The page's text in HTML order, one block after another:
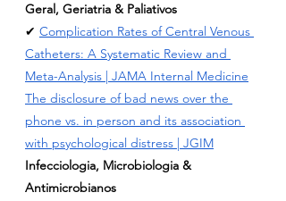
Geral, Geriatria & Paliativos
✔ Complication Rates of Central Venous
Catheters: A Systematic Review and
Meta-Analysis | JAMA Internal Medicine
The disclosure of bad news over the
phone vs. in person and its association
with psychological distress | JGIM
Infecciologia, Microbiologia &
Antimicrobianos